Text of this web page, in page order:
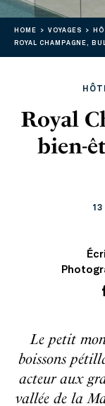
HOME VOYAGES
Royal
bien-
13
Le petit
boissons
acteur aux
vallée de la